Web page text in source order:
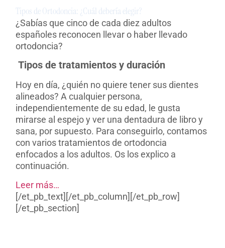
Tipos de Ortodoncia: ¿Cuál debería elegir?
¿Sabías que cinco de cada diez adultos
españoles reconocen llevar o haber llevado
ortodoncia?
Tipos de tratamientos y duración
Hoy en día, ¿quién no quiere tener sus dientes
alineados? A cualquier persona,
independientemente de su edad, le gusta
mirarse al espejo y ver una dentadura de libro y
sana, por supuesto. Para conseguirlo, contamos
con varios tratamientos de ortodoncia
enfocados a los adultos. Os los explico a
continuación.
Leer más…
[/et_pb_text][/et_pb_column][/et_pb_row]
[/et_pb_section]